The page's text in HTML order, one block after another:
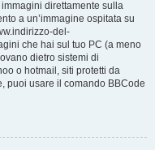
direttamente sulla
a un’immagine ospitata su
del-
che hai sul tuo PC (a meno
dietro sistemi di
o hotmail, siti protetti da
puoi usare il comando BBCode